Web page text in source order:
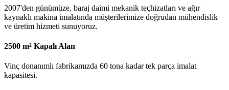
2007'den günümüze, baraj daimi mekanik teçhizatları ve ağır
kaynaklı makina imalatında müşterilerimize doğrudan mühendislik
ve üretim hizmeti sunuyoruz.
2500 m² Kapalı Alan
Vinç donanımlı fabrikamızda 60 tona kadar tek parça imalat
kapasitesi.